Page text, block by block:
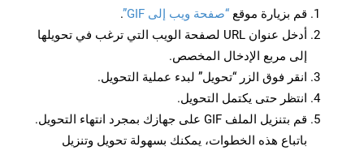
قم بزيارة موقع “صفحة ويب إلى GIF”
.
أدخل عنوان URL لصفحة الويب التي ترغب في تحويلها
إلى مربع الإدخال المخصص.
انقر فوق الزر “تحويل” لبدء عملية التحويل.
انتظر حتى يكتمل التحويل.
قم بتنزيل الملف GIF على جهازك بمجرد انتهاء التحويل.
باتباع هذه الخطوات، يمكنك بسهولة تحويل وتنزيل